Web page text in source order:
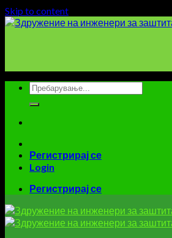
Skip to content
Регистрирај се
Login
Регистрирај се